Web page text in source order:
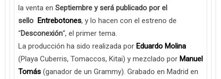
la venta en Septiembre y será publicado por el
sello Entrebotones, y lo hacen con el estreno de
“Desconexión“, el primer tema.
La producción ha sido realizada por Eduardo Molina
(Playa Cuberris, Tomaccos, Kitai) y mezclado por Manuel
Tomás (ganador de un Grammy). Grabado en Madrid en